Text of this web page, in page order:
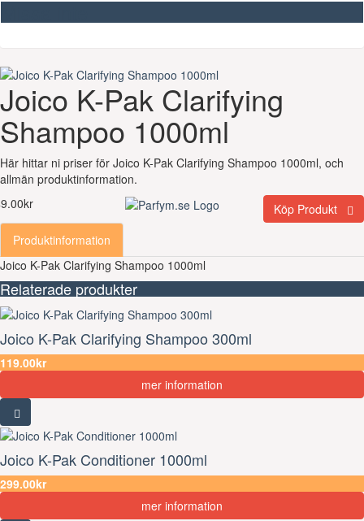
Joico K-Pak Clarifying
Shampoo 1000ml
Här hittar ni priser för Joico K-Pak Clarifying Shampoo 1000ml, och
allmän produktinformation.
Köp Produkt
Produktinformation
Joico K-Pak Clarifying Shampoo 1000ml
Relaterade produkter
Joico K-Pak Clarifying Shampoo 300ml
119.00kr
mer information
Joico K-Pak Conditioner 1000ml
299.00kr
mer information